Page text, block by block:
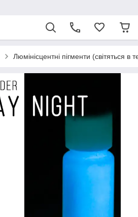
Люмінісцентні пігменти (світяться в